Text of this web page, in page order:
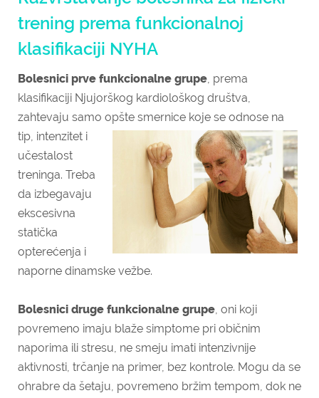
trening prema funkcionalnoj
klasifikaciji NYHA
Bolesnici prve funkcionalne grupe, prema
klasifikaciji Njujorškog kardiološkog društva,
zahtevaju samo opšte smernice koje se odnose na
tip, intenzitet i
učestalost
treninga. Treba
da izbegavaju
ekscesivna
statička
opterećenja i
naporne dinamske vežbe.
Bolesnici druge funkcionalne grupe, oni koji
povremeno imaju blaže simptome pri običnim
naporima ili stresu, ne smeju imati intenzivnije
aktivnosti, trčanje na primer, bez kontrole. Mogu da se
ohrabre da šetaju, povremeno bržim tempom, dok ne